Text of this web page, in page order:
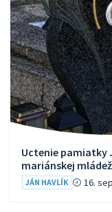
Uctenie pamiatky
mariánskej
JÁN HAVLÍK 16.